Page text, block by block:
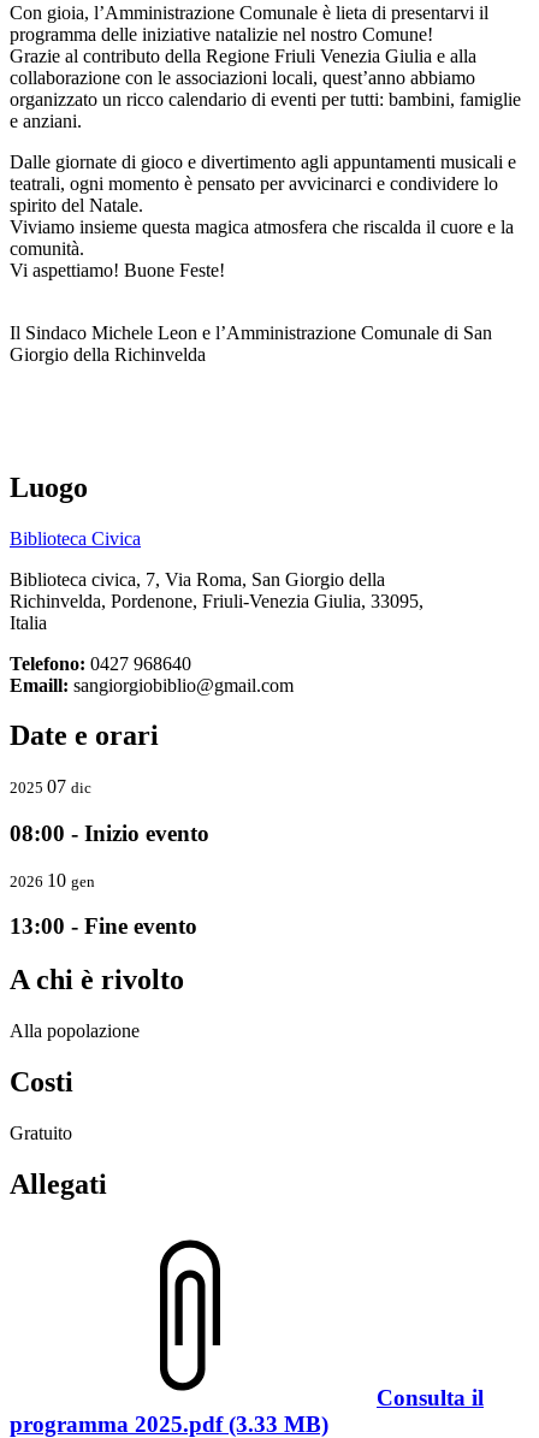
Con gioia, l’Amministrazione Comunale è lieta di presentarvi il
programma delle iniziative natalizie nel nostro Comune!
Grazie al contributo della Regione Friuli Venezia Giulia e alla
collaborazione con le associazioni locali, quest’anno abbiamo
organizzato un ricco calendario di eventi per tutti: bambini, famiglie
e anziani.
Dalle giornate di gioco e divertimento agli appuntamenti musicali e
teatrali, ogni momento è pensato per avvicinarci e condividere lo
spirito del Natale.
Viviamo insieme questa magica atmosfera che riscalda il cuore e la
comunità.
Vi aspettiamo! Buone Feste!
Il Sindaco Michele Leon e l’Amministrazione Comunale di San
Giorgio della Richinvelda
Luogo
Biblioteca Civica
Biblioteca civica, 7, Via Roma, San Giorgio della
Richinvelda, Pordenone, Friuli-Venezia Giulia, 33095,
Italia
Telefono: 0427 968640
Emaill: sangiorgiobiblio@gmail.com
Date e orari
2025 07 dic
08:00 - Inizio evento
2026 10 gen
13:00 - Fine evento
A chi è rivolto
Alla popolazione
Costi
Gratuito
Allegati
Consulta il
programma 2025.pdf (3.33 MB)